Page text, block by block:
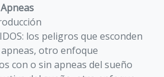
los peligros que esconden
otro enfoque
con o sin apneas del sueño